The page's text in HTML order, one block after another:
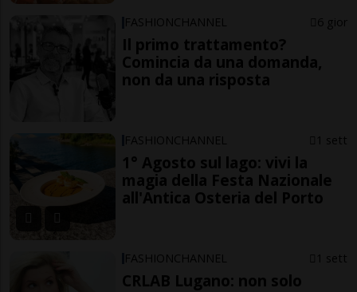
FASHIONCHANNEL 6 gior
Il primo trattamento?
Comincia da una domanda,
non da una risposta
FASHIONCHANNEL 1 sett
1° Agosto sul lago: vivi la
magia della Festa Nazionale
all'Antica Osteria del Porto
FASHIONCHANNEL 1 sett
CRLAB Lugano: non solo